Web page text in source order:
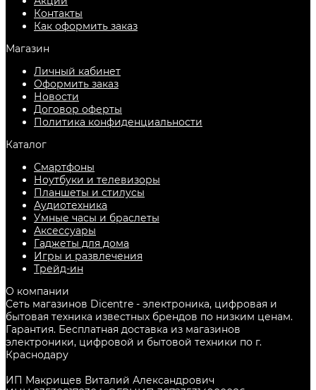
Контакты
Как оформить заказ
Магазин
Личный кабинет
Оформить заказ
Новости
Договор оферты
Политика конфиденциальности
Каталог
Смартфоны
Ноутбуки и телевизоры
Планшеты и стилусы
Аудиотехника
Умные часы и браслеты
Аксессуары
Гаджеты для дома
Игры и развлечения
Трейд-ин
О компании
Сеть магазинов Dicentre - электроника, цифровая и
бытовая техника известных брендов по низким ценам.
Гарантия. Бесплатная доставка из магазинов
электроники, цифровой и бытовой техники по г.
Краснодару
ИП Макрищев Виталий Александрович